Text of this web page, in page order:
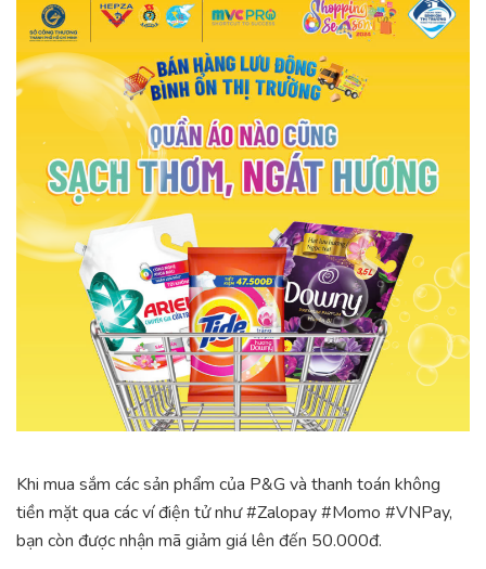
Khi mua sắm các sản phẩm của P&G và thanh toán không
tiền mặt qua các ví điện tử như #Zalopay #Momo #VNPay,
bạn còn được nhận mã giảm giá lên đến 50.000đ.